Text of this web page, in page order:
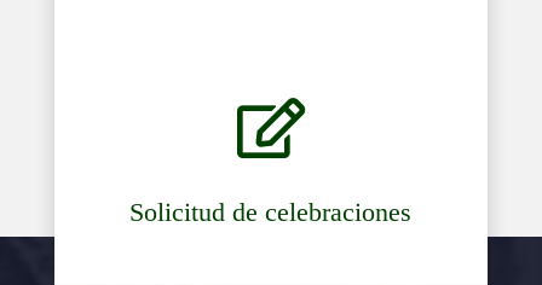

Solicitud de celebraciones